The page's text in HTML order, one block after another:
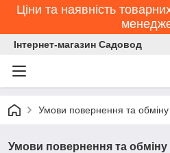
Ціни та наявність
Інтернет-магазин Садовод
Умови повернення та обміну
Умови повернення та обміну